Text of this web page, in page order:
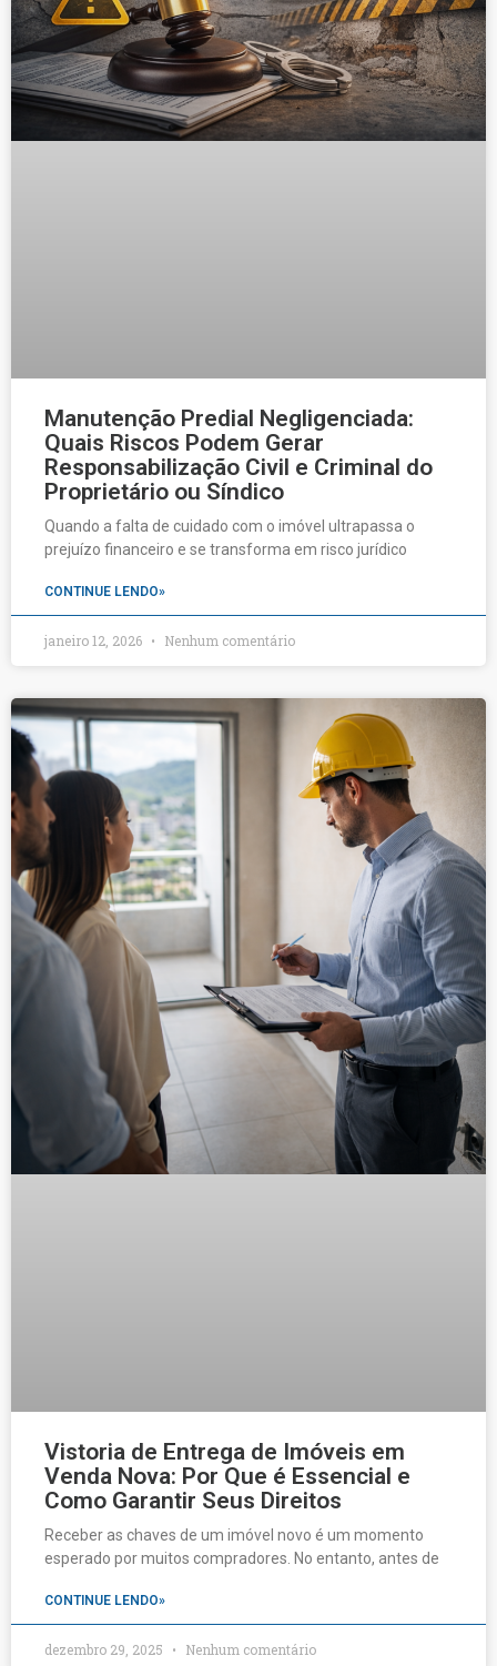
Manutenção Predial Negligenciada:
Quais Riscos Podem Gerar
Responsabilização Civil e Criminal do
Proprietário ou Síndico
Quando a falta de cuidado com o imóvel ultrapassa o
prejuízo financeiro e se transforma em risco jurídico
CONTINUE LENDO»
janeiro 12, 2026 Nenhum comentário
Vistoria de Entrega de Imóveis em
Venda Nova: Por Que é Essencial e
Como Garantir Seus Direitos
Receber as chaves de um imóvel novo é um momento
esperado por muitos compradores. No entanto, antes de
CONTINUE LENDO»
dezembro 29, 2025 Nenhum comentário